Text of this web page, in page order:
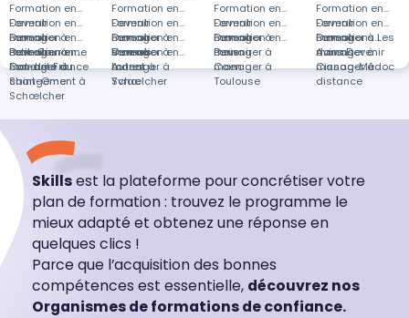
Formation en
Devenir
manager à
Petit-Couronne
Formation en
Devenir
manager à
Vannes
Formation en
Devenir
manager à
Paris
Formation en
Devenir
manager à Les
Avirons
Formation en
Devenir
manager à
Fort-de-France
Formation en
Devenir
manager à
Lorient
Formation en
Devenir
manager à
Caen
Formation en
Devenir
manager à
Cissac-Médoc
Formation en
Devenir
manager à
Saint-Omer
Formation en
Devenir
manager à
Yvrac
Formation en
Devenir
manager à
Toulouse
Formations
dans Devenir
manager à
distance
Formation en
Conduite du
changement à
Schœlcher
Formation en
Autres à
Schœlcher
Skillsest la plateforme pour concrétiser votre
plan de formation : trouvez le programme le
mieux adapté et obtenez une réponse en
quelques clics !
Parce que l’acquisition des bonnes
compétences est essentielle, découvrez nos
Organismes de formations de confiance.